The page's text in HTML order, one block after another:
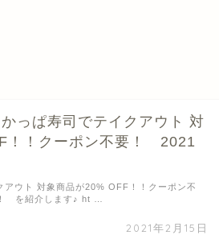
かっぱ寿司でテイクアウト 対
！！クーポン不要！ 2021
2021年2月15日
アウト 対象商品が20% OFF！！クーポン不
を紹介します♪ ht …